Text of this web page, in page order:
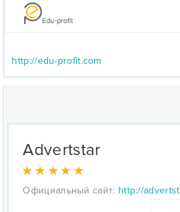
http://edu-profit.com
Advertstar
Официальный сайт: http://